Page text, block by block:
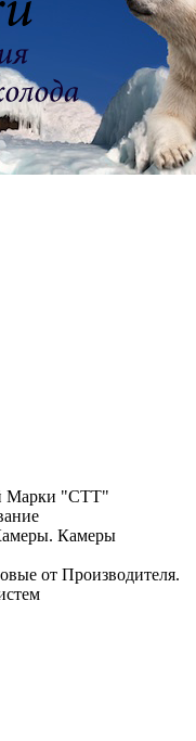
Марки "СТТ"
Камеры
от Производителя.